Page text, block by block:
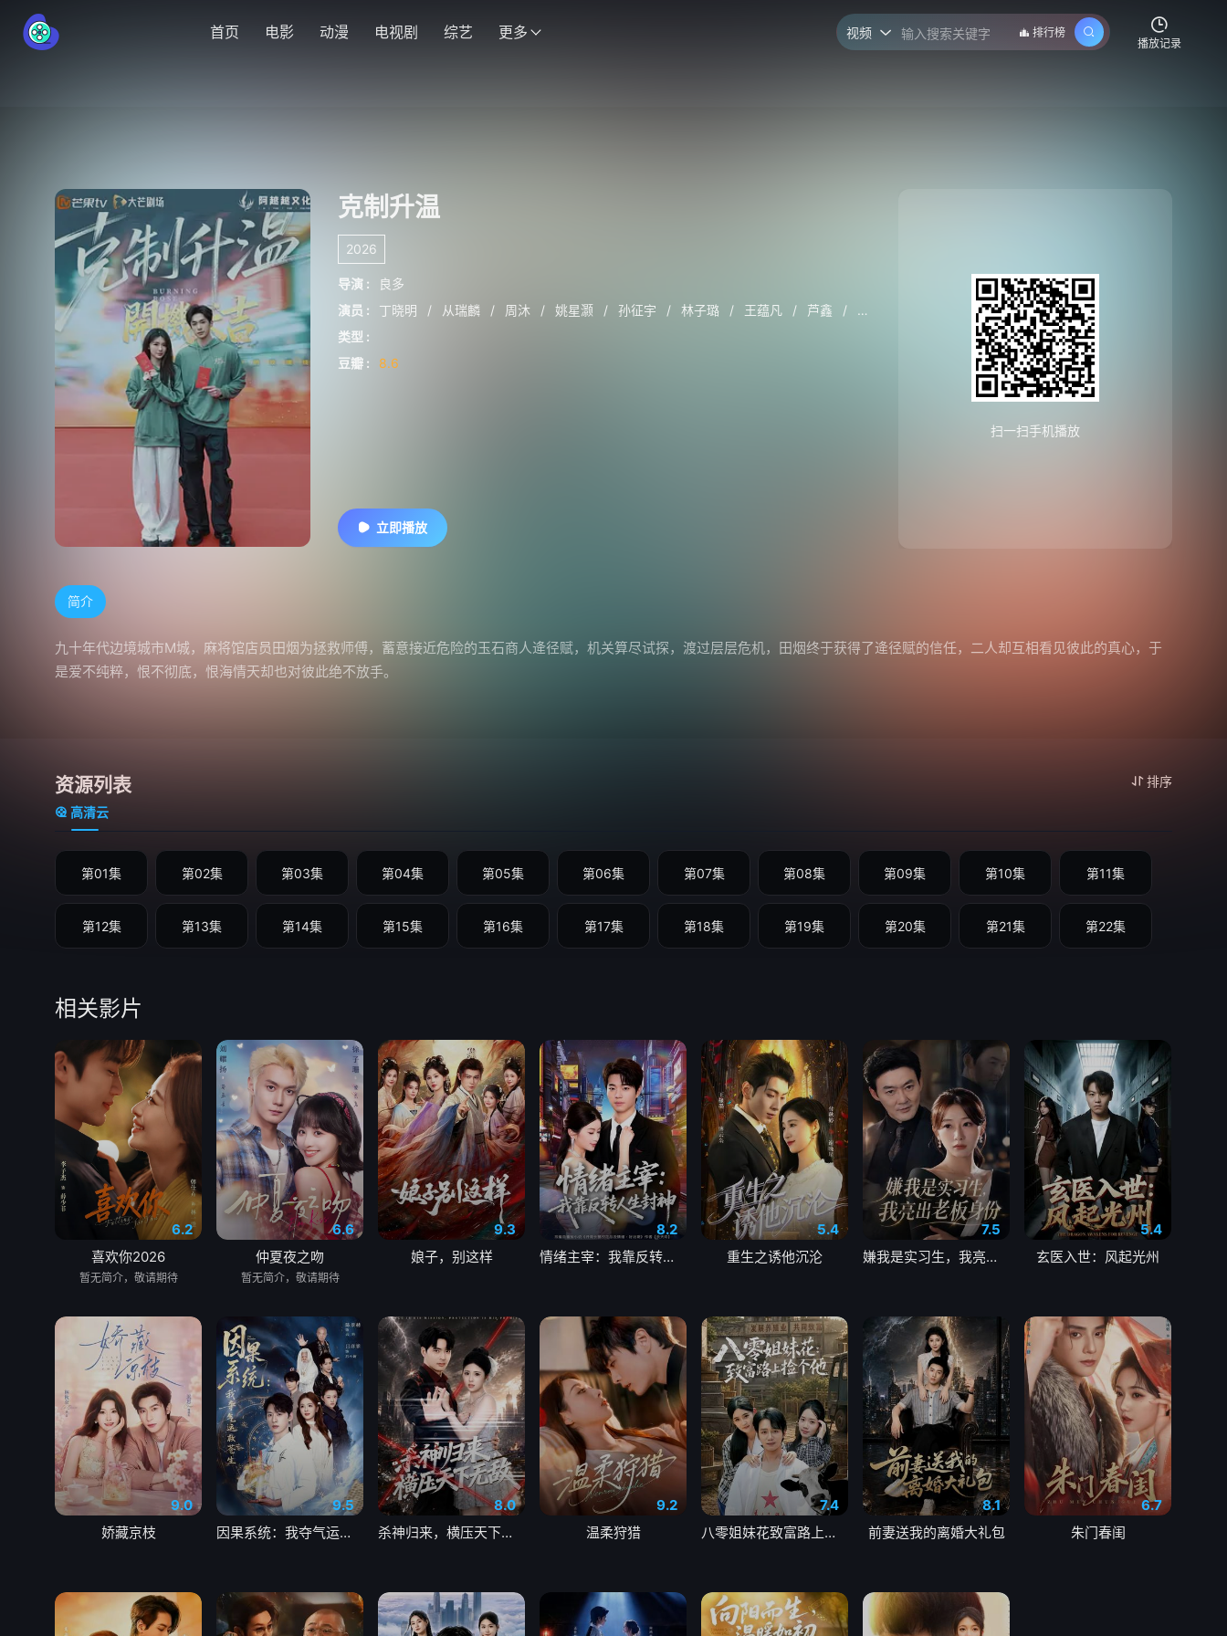
首页 电影 动漫 电视剧 综艺 更多 视频 
排行榜
播放记录
克制升温
2026
导演 :
良多
演员 :
丁晓明 / 从瑞麟 / 周沐 / 姚星灏 / 孙征宇 / 林子璐 / 王蕴凡 / 芦鑫 / 赵漾 钟雅婷 /
陈圣亨
类型 :
豆瓣 :
8.6
立即播放
扫一扫手机播放
简介
九十年代边境城市M城，麻将馆店员田烟为拯救师傅，蓄意接近危险的玉石商人逄径赋，机关算尽试探，渡过层层危机，田烟终于获得了逄径赋的信任，二人却互相看见彼此的真心，于
是爱不纯粹，恨不彻底，恨海情天却也对彼此绝不放手。
资源列表
排序
高清云
第01集 第02集 第03集 第04集 第05集 第06集 第07集 第08集 第09集 第10集 第11集
第12集 第13集 第14集 第15集 第16集 第17集 第18集 第19集 第20集 第21集 第22集
相关影片
6.2
喜欢你2026
暂无简介，敬请期待
6.6
仲夏夜之吻
暂无简介，敬请期待
9.3
娘子，别这样
8.2
情绪主宰：我靠反转人生封神
5.4
重生之诱他沉沦
7.5
嫌我是实习生，我亮出老板身份
5.4
玄医入世：风起光州
9.0
娇藏京枝
9.5
因果系统：我夺气运救苍生
8.0
杀神归来，横压天下无敌
9.2
温柔狩猎
7.4
八零姐妹花致富路上捡个他
8.1
前妻送我的离婚大礼包
6.7
朱门春闺